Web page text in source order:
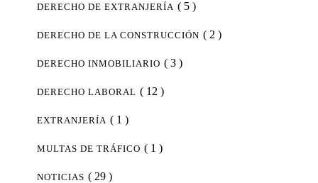
DERECHO DE EXTRANJERÍA ( 5 )
DERECHO DE LA CONSTRUCCIÓN ( 2 )
DERECHO INMOBILIARIO ( 3 )
DERECHO LABORAL ( 12 )
EXTRANJERÍA ( 1 )
MULTAS DE TRÁFICO ( 1 )
NOTICIAS ( 29 )